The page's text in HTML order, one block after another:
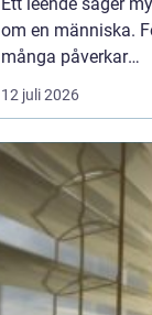
om en människa.
många påverkar
tändernas utseende
både
sociala situationer.
estetisk tandvård
handlar om att
et...
12 juli 2026